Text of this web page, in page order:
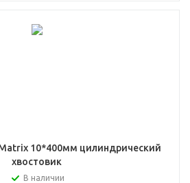
10*400мм цилиндрический
хвостовик
В наличии